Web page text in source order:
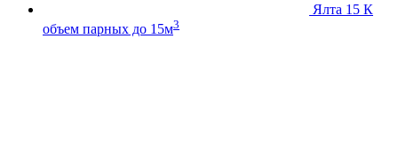
Ялта 15 К
объем парных до 15м3